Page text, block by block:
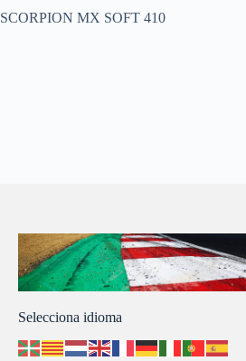
SCORPION MX SOFT 410
Selecciona idioma